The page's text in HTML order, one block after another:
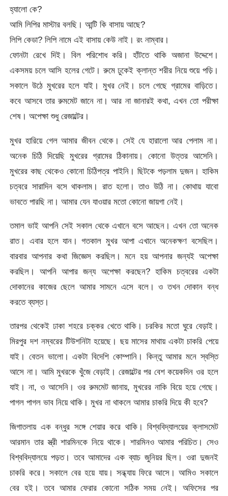
হ্যালো কে?
আমি লিপির মাস্টার বলছি। আন্টি কি বাসায় আছে?
লিপি কেডা? লিপি নামে এই বাসায় কেউ নাই। রং নাম্বার।
ফোনটা রেখে দিই। বিল পরিশোধ করি। হাঁটতে থাকি অজানা উদ্দেশে।
একসময় চলে আসি হলের গেটে। রুমে ঢুকেই ক্লান্ত শরীর নিয়ে শুয়ে পড়ি।
সকালে উঠে মুখরের হলে যাই। মুখর নেই। চলে গেছে গ্রামের বাড়িতে।
কবে আসবে তার রুমমেট জানে না। আর না জানারই কথা, এখন তো পরীক্ষা
শেষ। অপেক্ষা শুধু রেজাল্টের।
মুখর হারিয়ে গেল আমার জীবন থেকে। সেই যে হারালো আর পেলাম না।
অনেক চিঠি দিয়েছি মুখরের গ্রামের ঠিকানায়। কোনো উত্তর আসেনি।
মুখরের কাছ থেকেও কোনো চিঠিপত্র পাইনি। ছিটকে পড়লাম দুজন। হাকিম
চত্বরে সারাদিন বসে থাকলাম। রাত হলো। তাও উঠি না। কোথায় যাবো
ভাবতে পারছি না। আমার যেন যাওয়ার মতো কোনো জায়গা নেই।
তমাল ভাই আপনি সেই সকাল থেকে এখানে বসে আছেন। এখন তো অনেক
রাত। এবার হলে যান। গতকাল মুখর আপা এখানে অনেকক্ষণ বসেছিল।
বারবার আপনার কথা জিজ্ঞেস করছিল। মনে হয় আপনার জন্যই অপেক্ষা
করছিল। আপনি আপার জন্য অপেক্ষা করছেন? হাকিম চত্বরের একটা
দোকানের কাজের ছেলে আমার সামনে এসে বলে। ও তখন দোকান বন্ধ
করতে ব্যস্ত।
তারপর থেকেই ঢাকা শহরে চক্কর খেতে থাকি। চরকির মতো ঘুরে বেড়াই।
মিরপুর দশ নম্বরের টিউশনিটা হয়েছে। ছয় মাসের মাথায় একটা চাকরি পেয়ে
যাই। বেতন ভালো। একটা বিদেশি কোম্পানি। কিন্তু আমার মনে স্বস্তি
আসে না। আমি মুখরকে খুঁজে বেড়াই। রেজাল্টের পর বেশ কয়েকদিন ওর হলে
যাই। না, ও আসেনি। ওর রুমমেট জানায়, মুখরের নাকি বিয়ে হয়ে গেছে।
পাগল পাগল ভাব নিয়ে থাকি। মুখর না থাকলে আমার চাকরি দিয়ে কী হবে?
জিগাতলায় এক বন্ধুর সঙ্গে শেয়ার করে থাকি। বিশ্ববিদ্যালয়ের ক্লাসমেট
আরমান তার স্ত্রী শারমিনকে নিয়ে থাকে। শারমিনও আমার পরিচিত। সেও
বিশ্ববিদ্যালয়ে পড়ত। তবে আমাদের এক ব্যাচ জুনিয়র ছিল। ওরা দুজনই
চাকরি করে। সকালে বের হয়ে যায়। সন্ধ্যায় ফিরে আসে। আমিও সকালে
বের হই। তবে আমার ফেরার কোনো সঠিক সময় নেই। অফিসের পর